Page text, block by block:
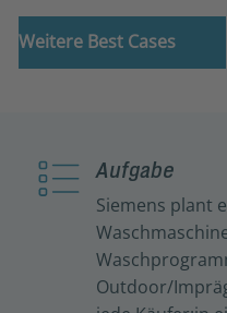
Weitere Best Cases
Aufgabe
Siemens plant
Outdoor/